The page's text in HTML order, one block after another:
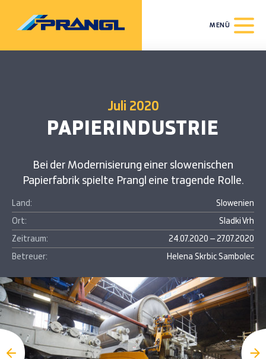
MENÜ
Juli 2020
PAPIERINDUSTRIE
Bei der Modernisierung einer slowenischen
Papierfabrik spielte Prangl eine tragende Rolle.
Land:
Slowenien
Ort:
Sladki Vrh
Zeitraum:
24.07.2020 – 27.07.2020
Betreuer:
Helena Skrbic Sambolec